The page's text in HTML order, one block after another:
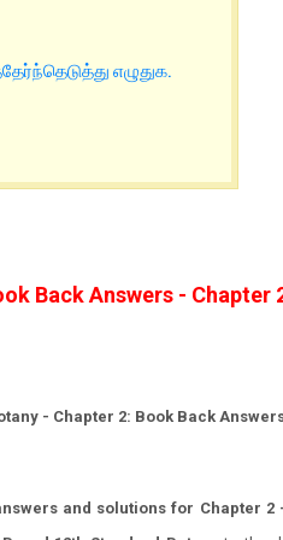
எழுதுக.
Back Answers - Chapter
- Chapter 2: Book Back
and solutions for Chapter 2